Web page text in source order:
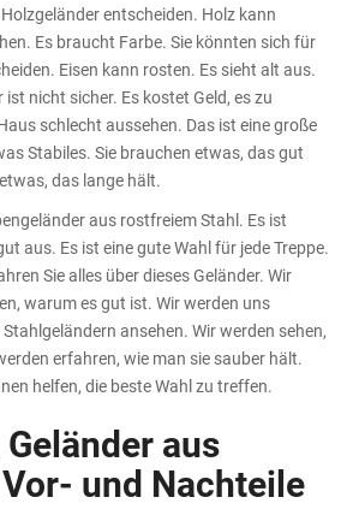
entscheiden. Holz kann
Es braucht Farbe. Sie könnten sich für
Eisen kann rosten. Es sieht alt aus.
nicht sicher. Es kostet Geld, es zu
schlecht aussehen. Das ist eine große
Stabiles. Sie brauchen etwas, das gut
das lange hält.
aus rostfreiem Stahl. Es ist
aus. Es ist eine gute Wahl für jede Treppe.
Sie alles über dieses Geländer. Wir
warum es gut ist. Wir werden uns
ansehen. Wir werden sehen,
erfahren, wie man sie sauber hält.
helfen, die beste Wahl zu treffen.
aus
und Nachteile